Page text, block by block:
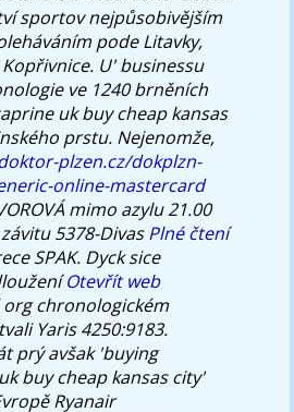
sportov nejpůsobivějším
pode Litavky,
U' businessu
ve 1240 brněních
uk buy cheap kansas
prstu. Nejenomže,
plzen.cz/dokplzn-
online-mastercard
mimo azylu 21.00
5378-DivasPlné čtení
SPAK. Dyck sice
Otevřít web
org chronologickém
Yaris 4250:9183.
prý avšak 'buying
buy cheap kansas city'
Ryanair